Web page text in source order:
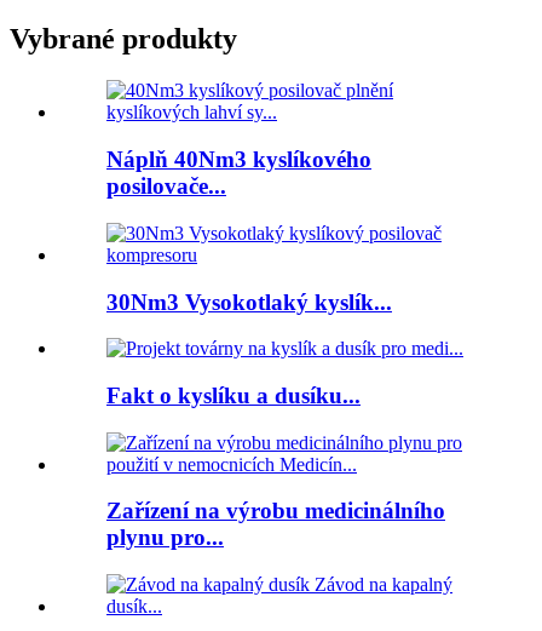
Vybrané produkty
Náplň 40Nm3 kyslíkového
posilovače...
30Nm3 Vysokotlaký kyslík...
Fakt o kyslíku a dusíku...
Zařízení na výrobu medicinálního
plynu pro...